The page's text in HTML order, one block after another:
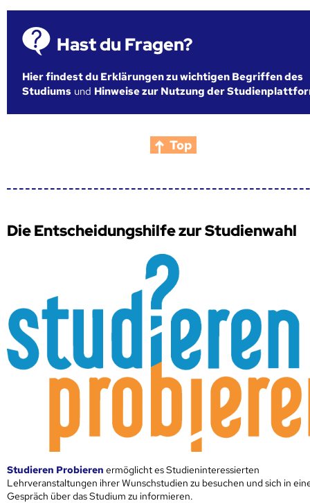
Hast du Fragen?
Hier findest du Erklärungen zu wichtigen Begriffen des
Studiums und Hinweise zur Nutzung der
Top
Die Entscheidungshilfe zur Studienwahl
Studieren Probieren ermöglicht es Studieninteressierten
Lehrveranstaltungen ihrer Wunschstudien zu besuchen und sich in
Gespräch über das Studium zu informieren.